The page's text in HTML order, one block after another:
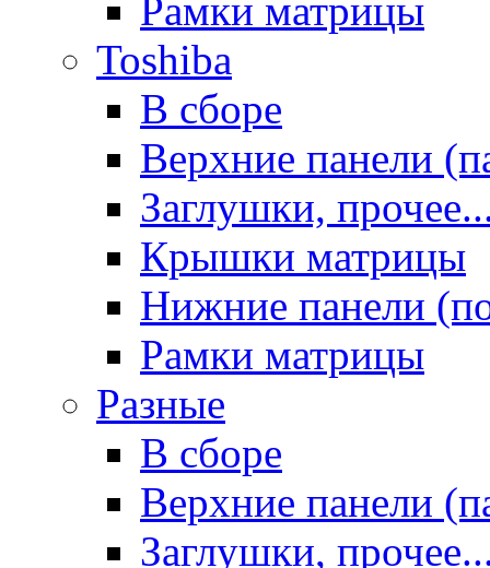
Рамки матрицы
Toshiba
В сборе
Верхние панели
Заглушки,
Крышки матрицы
Нижние панели
Рамки матрицы
Разные
В сборе
Верхние панели
Заглушки,